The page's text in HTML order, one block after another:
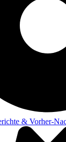
& Vorher-